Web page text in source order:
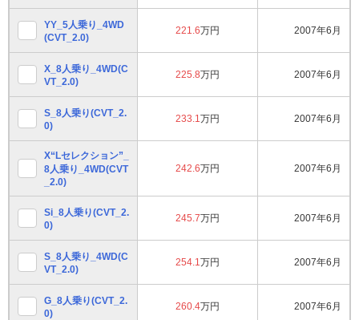
YY_5人乗り_4WD
(CVT_2.0)
221.6万円 2007年6月
X_8人乗り_4WD(C
VT_2.0)
225.8万円 2007年6月
S_8人乗り(CVT_2.
0)
233.1 万円 2007年6月
X“Lセレクション”_
8人乗り_4WD(CVT
_2.0)
242.6万円 2007年6月
Si_8人乗り(CVT_2.
0)
245.7万円 2007年6月
S_8人乗り_4WD(C
VT_2.0)
254.1 万円 2007年6月
G_8人乗り(CVT_2.
0)
260.4万円 2007年6月